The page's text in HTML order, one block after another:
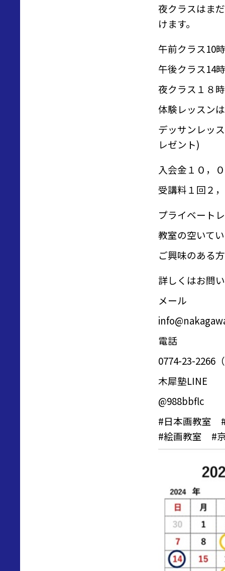
夜クラスはま
けます。
午前クラス10
午後クラス14
夜クラス１８
体験レッスン
デッサンレッ
レゼント)
入会金１０，
受講料１回２
プライベート
教室の空いて
ご興味のある
詳しくはお問
メール
電話
0774-23-2266
木犀塾LINE
@988bbflc
#日本画教室
#絵画教室 #